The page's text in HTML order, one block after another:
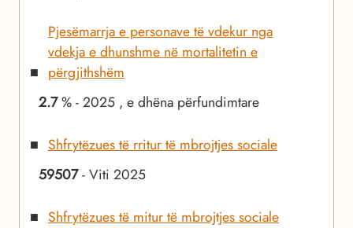
Pjesëmarrja e personave të vdekur nga
vdekja e dhunshme në mortalitetin e
përgjithshëm
2.7% - 2025 , e dhëna përfundimtare
Shfrytëzues të rritur të mbrojtjes sociale
59507- Viti 2025
Shfrytëzues të mitur të mbrojtjes socialе